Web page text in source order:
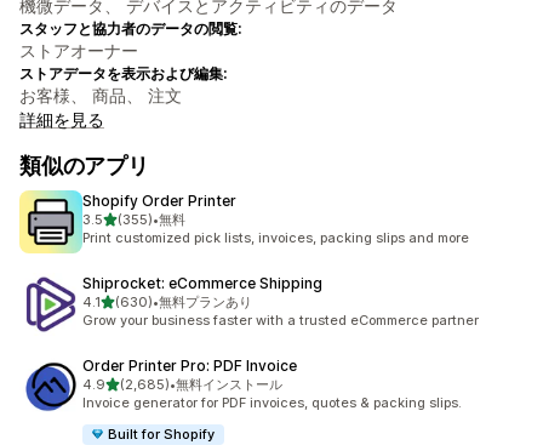
機微データ、 デバイスとアクティビティのデータ
スタッフと協力者のデータの閲覧:
ストアオーナー
ストアデータを表示および編集:
お客様、 商品、 注文
詳細を見る
類似のアプリ
Shopify Order Printer
3.55つ星中
(355)
合計レビュー数：355件
•無料
Print customized pick lists, invoices, packing slips and more
Shiprocket: eCommerce Shipping
4.15つ星中
(630)
合計レビュー数：630件
•無料プランあり
Grow your business faster with a trusted eCommerce partner
Order Printer Pro: PDF Invoice
4.95つ星中
(2,685)
合計レビュー数：2685件
•無料インストール
Invoice generator for PDF invoices, quotes & packing slips.
Built for Shopify